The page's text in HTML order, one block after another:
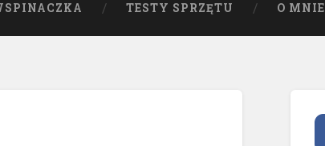
TESTY SPRZĘTU O MNIE